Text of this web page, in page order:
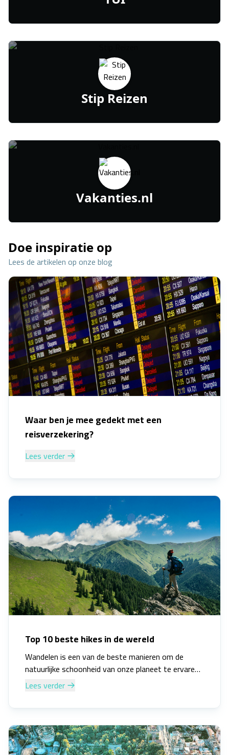
Stip Reizen
Vakanties.nl
Doe inspiratie op
Lees de artikelen op onze blog
Waar ben je mee gedekt met een
reisverzekering?
Lees verder
Top 10 beste hikes in de wereld
Wandelen is een van de beste manieren om de
natuurlijke schoonheid van onze planeet te ervaren.
Of je nu door dichte bossen loopt, langs
majestueuze bergtoppen klimt, of door afgelegen
woestijnen trekt, er is een hike voor elke
de wereld die je minstens één keer in je leven zou
moeten ervaren.
Lees verder